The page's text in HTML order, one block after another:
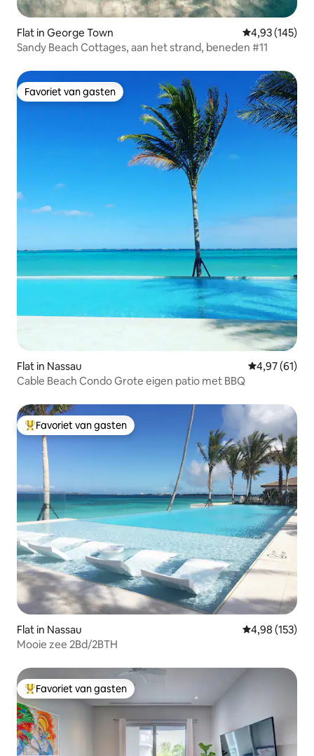
Flat in George Town Gemiddelde
4,93 (145)
Sandy Beach Cottages, aan het strand, beneden #11
Favoriet van gasten
Favoriet van gasten
Flat in Nassau Gemiddelde
4,97 (61)
Cable Beach Condo Grote eigen patio met BBQ
Topfavoriet van gasten
Favoriet van gasten
Flat in Nassau Gemiddelde
4,98 (153)
Mooie zee 2Bd/2BTH
Topfavoriet van gasten
Favoriet van gasten